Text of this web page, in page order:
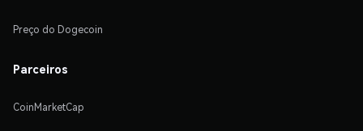
Preço do Dogecoin
Parceiros
CoinMarketCap